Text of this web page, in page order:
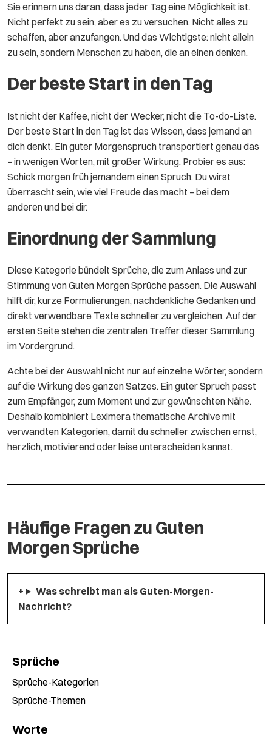
Sie erinnern uns daran, dass jeder Tag eine Möglichkeit ist.
Nicht perfekt zu sein, aber es zu versuchen. Nicht alles zu
schaffen, aber anzufangen. Und das Wichtigste: nicht allein
zu sein, sondern Menschen zu haben, die an einen denken.
Der beste Start in den Tag
Ist nicht der Kaffee, nicht der Wecker, nicht die To-do-Liste.
Der beste Start in den Tag ist das Wissen, dass jemand an
dich denkt. Ein guter Morgenspruch transportiert genau das
– in wenigen Worten, mit großer Wirkung. Probier es aus:
Schick morgen früh jemandem einen Spruch. Du wirst
überrascht sein, wie viel Freude das macht – bei dem
anderen und bei dir.
Einordnung der Sammlung
Diese Kategorie bündelt Sprüche, die zum Anlass und zur
Stimmung von Guten Morgen Sprüche passen. Die Auswahl
hilft dir, kurze Formulierungen, nachdenkliche Gedanken und
direkt verwendbare Texte schneller zu vergleichen. Auf der
ersten Seite stehen die zentralen Treffer dieser Sammlung
im Vordergrund.
Achte bei der Auswahl nicht nur auf einzelne Wörter, sondern
auf die Wirkung des ganzen Satzes. Ein guter Spruch passt
zum Empfänger, zum Moment und zur gewünschten Nähe.
Deshalb kombiniert Leximera thematische Archive mit
verwandten Kategorien, damit du schneller zwischen ernst,
herzlich, motivierend oder leise unterscheiden kannst.
Häufige Fragen zu Guten
Morgen Sprüche
Was schreibt man als Guten-Morgen-
Nachricht?
Sprüche
Sprüche-Kategorien
Sprüche-Themen
Worte